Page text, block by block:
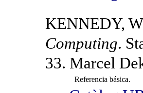
KENNEDY,
Computing.
33. Marcel
Referencia básica.